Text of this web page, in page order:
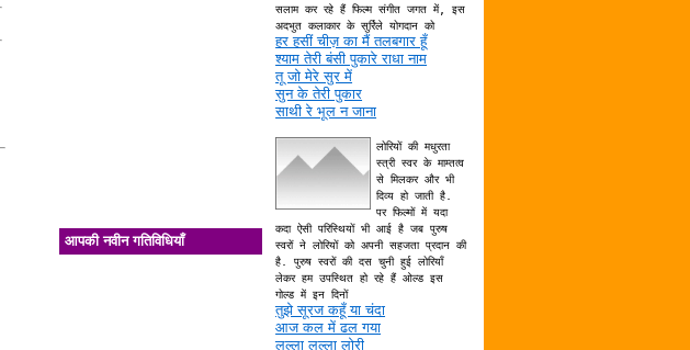
आपकी नवीन गतिविधियाँ
सलाम कर रहे हैं फिल्म संगीत जगत में, इस
अदभुत कलाकार के सुर्रिले योगदान को
हर हसीं चीज़ का मैं तलबगार हूँ
श्याम तेरी बंसी पुकारे राधा नाम
तू जो मेरे सुर में
सुन के तेरी पुकार
साथी रे भूल न जाना
लोरियों की मधुरता
स्त्री स्वर के माम्तत्व
से मिलकर और भी
दिव्य हो जाती है.
पर फिल्मों में यदा
कदा ऐसी परिस्थियों भी आई है जब पुरुष
स्वरों ने लोरियों को अपनी सहजता प्रदान की
है. पुरुष स्वरों की दस चुनी हुई लोरियाँ
लेकर हम उपस्थित हो रहे हैं ओल्ड इस
गोल्ड में इन दिनों
तुझे सूरज कहूँ या चंदा
आज कल में ढल गया
लल्ला लल्ला लोरी